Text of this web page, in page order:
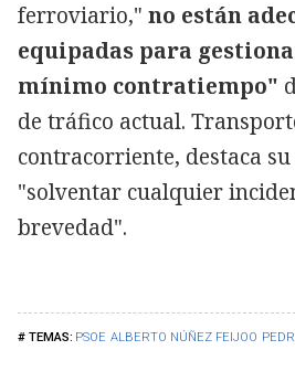
PSOE ALBERTO NÚÑEZ FEIJOO
ferroviario," no están
equipadas para
mínimo contratiempo"
de tráfico actual.
contracorriente, destaca
"solventar cualquier
brevedad".